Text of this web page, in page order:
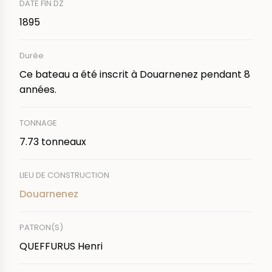
DATE FIN DZ
1895
Durée
Ce bateau a été inscrit à Douarnenez pendant 8
années.
TONNAGE
7.73 tonneaux
LIEU DE CONSTRUCTION
Douarnenez
PATRON(S)
QUEFFURUS Henri